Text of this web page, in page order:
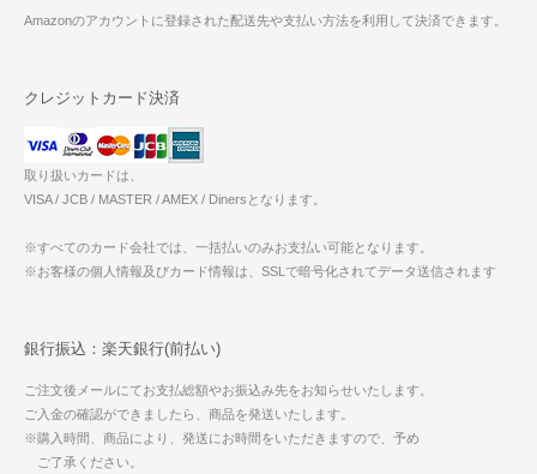
Amazonのアカウントに登録された配送先や支払い方法を利用して決済できます。
クレジットカード決済
取り扱いカードは、
VISA / JCB / MASTER / AMEX / Dinersとなります。
※すべてのカード会社では、一括払いのみお支払い可能となります。
※お客様の個人情報及びカード情報は、SSLで暗号化されてデータ送信されます
銀行振込：楽天銀行(前払い)
ご注文後メールにてお支払総額やお振込み先をお知らせいたします。
ご入金の確認ができましたら、商品を発送いたします。
※購入時間、商品により、発送にお時間をいただきますので、予め
ご了承ください。